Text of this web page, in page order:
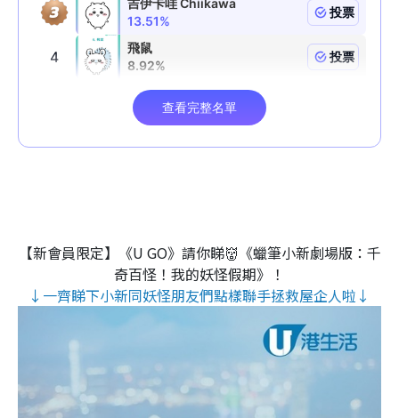
【新會員限定】《U GO》請你睇👹《蠟筆小新劇場版：千
奇百怪！我的妖怪假期》！
↓一齊睇下小新同妖怪朋友們點樣聯手拯救屋企人啦↓